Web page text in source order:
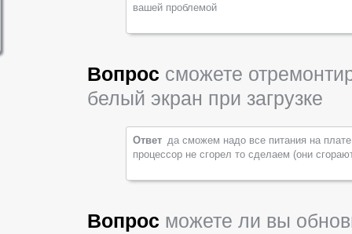
вашей проблемой
Вопрос сможете
белый экран при загрузке
Ответ да сможем надо все питания на
процессор не сгорел то сделаем (они
Вопрос можете ли вы